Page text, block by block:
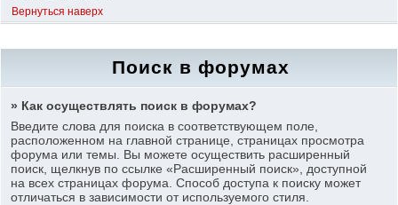
Вернуться наверх
Поиск в форумах
» Как осуществлять поиск в форумах?
Введите слова для поиска в соответствующем поле,
расположенном на главной странице, страницах просмотра
форума или темы. Вы можете осуществить расширенный
поиск, щелкнув по ссылке «Расширенный поиск», доступной
на всех страницах форума. Способ доступа к поиску может
отличаться в зависимости от используемого стиля.